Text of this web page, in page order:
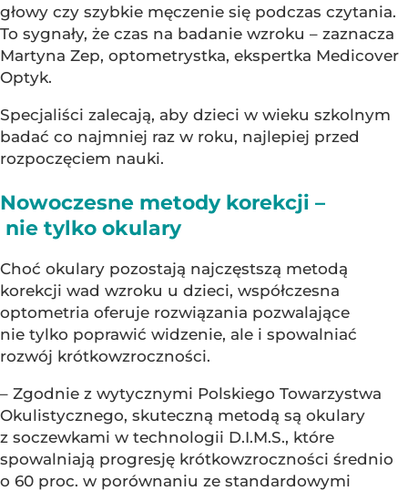
głowy czy szybkie męczenie się podczas czytania.
To sygnały, że czas na badanie wzroku – zaznacza
Martyna Zep, optometrystka, ekspertka Medicover
Optyk.
Specjaliści zalecają, aby dzieci w wieku szkolnym
badać co najmniej raz w roku, najlepiej przed
rozpoczęciem nauki.
Nowoczesne metody korekcji –
nie tylko okulary
Choć okulary pozostają najczęstszą metodą
korekcji wad wzroku u dzieci, współczesna
optometria oferuje rozwiązania pozwalające
nie tylko poprawić widzenie, ale i spowalniać
rozwój krótkowzroczności.
– Zgodnie z wytycznymi Polskiego Towarzystwa
Okulistycznego, skuteczną metodą są okulary
z soczewkami w technologii D.I.M.S., które
spowalniają progresję krótkowzroczności średnio
o 60 proc. w porównaniu ze standardowymi